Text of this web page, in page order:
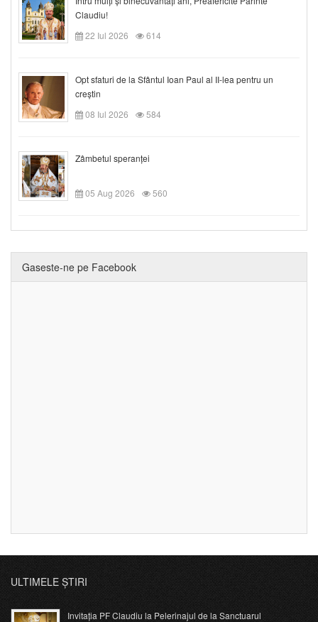
Claudiu!
22 Iul 2026
614
Opt sfaturi de la Sfântul Ioan Paul al II-lea pentru un
creștin
08 Iul 2026
584
Zâmbetul speranței
05 Aug 2026 560
Gaseste-ne pe Facebook
ULTIMELE ȘTIRI
Invitația PF Claudiu la Pelerinajul de la Sanctuarul